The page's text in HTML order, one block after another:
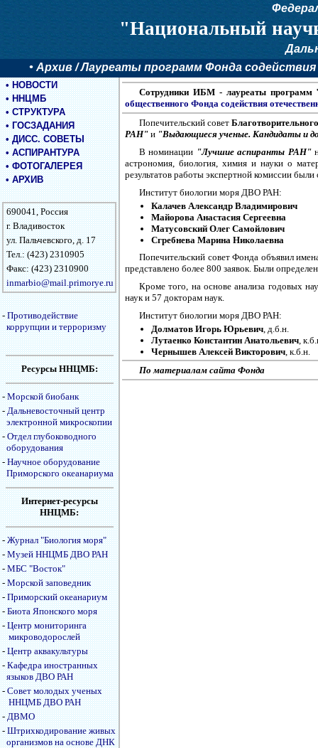
"Национальный
• Архив / Лауреаты программ Фонда содействия
•НОВОСТИ
•ННЦМБ
•СТРУКТУРА
•ГОСЗАДАНИЯ
•ДИСС. СОВЕТЫ
•АСПИРАНТУРА
•ФОТОГАЛЕРЕЯ
•АРХИВ
690041, Россия
г. Владивосток
ул. Пальчевского, д. 17
Тел.: (423) 2310905
Факс: (423) 2310900
inmarbio@mail.primorye.ru
-Противодействие
коррупции и терроризму
Ресурсы ННЦМБ:
-Морской биобанк
-Дальневосточный центр
электронной микроскопии
-Отдел глубоководного
оборудования
-Научное оборудование
Приморского океанариума
Интернет-ресурсы
ННЦМБ:
-Журнал "Биология моря"
-Музей ННЦМБ ДВО РАН
-МБС "Восток"
-Морской заповедник
-Приморский океанариум
-Биота Японского моря
-Центр мониторинга
микроводорослей
-Центр аквакультуры
-Кафедра иностранных
языков ДВО РАН
-Совет молодых ученых
ННЦМБ ДВО РАН
-ДВМО
-Штрихкодирование живых
организмов на основе ДНК
Сотрудники ИБМ - лауреаты
общественного Фонда содействия
Попечительский совет
РАН" и "Выдающиеся ученые. Кандидаты и
В номинации "Лучшие аспиранты РАН"
астрономия, биология, химия и науки о
результатов работы экспертной комиссии
Институт биологии моря ДВО РАН:
Калачев Александр Владимирович
Майорова Анастасия Сергеевна
Матусовский Олег Самойлович
Сгребнева Марина Николаевна
Попечительский совет Фонда объявил
представлено более 800 заявок. Были
Кроме того, на основе анализа годовых
наук и 57 докторам наук.
Институт биологии моря ДВО РАН:
Долматов Игорь Юрьевич, д.б.н.
Лутаенко Константин Анатольевич,
Чернышев Алексей Викторович, к.б.н.
По материалам сайта Фонда